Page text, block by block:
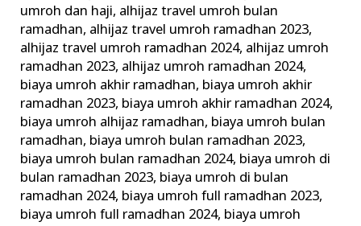
umroh dan haji, alhijaz travel umroh bulan
ramadhan, alhijaz travel umroh ramadhan 2023,
alhijaz travel umroh ramadhan 2024, alhijaz umroh
ramadhan 2023, alhijaz umroh ramadhan 2024,
biaya umroh akhir ramadhan, biaya umroh akhir
ramadhan 2023, biaya umroh akhir ramadhan 2024,
biaya umroh alhijaz ramadhan, biaya umroh bulan
ramadhan, biaya umroh bulan ramadhan 2023,
biaya umroh bulan ramadhan 2024, biaya umroh di
bulan ramadhan 2023, biaya umroh di bulan
ramadhan 2024, biaya umroh full ramadhan 2023,
biaya umroh full ramadhan 2024, biaya umroh
Ramadhan